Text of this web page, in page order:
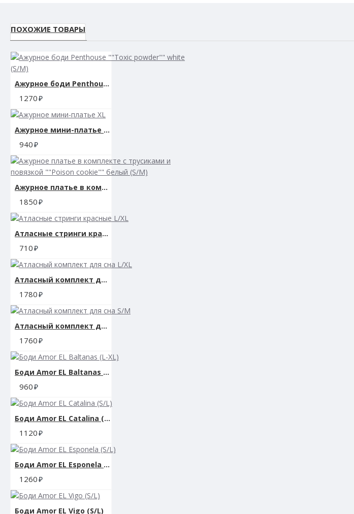
Вес: 120 гр.
ПОХОЖИЕ ТОВАРЫ
Ажурное боди Penthouse ""Toxic powder"" white (S/M)
1270
Ажурное мини-платье XL
940
Ажурное платье в комплекте с трусиками и повязкой ""Poison cookie"" белый (S/M)
1850
Атласные стринги красные L/XL
710
Атласный комплект для сна L/XL
1780
Атласный комплект для сна S/M
1760
Боди Amor EL Baltanas (L-XL)
960
Боди Amor EL Catalina (S/L)
1120
Боди Amor EL Esponela (S/L)
1260
Боди Amor EL Vigo (S/L)